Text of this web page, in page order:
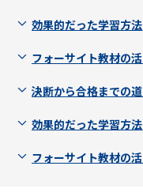
効果的だった学習方法
フォーサイト教材の
決断から合格までの
効果的だった学習方法
フォーサイト教材の